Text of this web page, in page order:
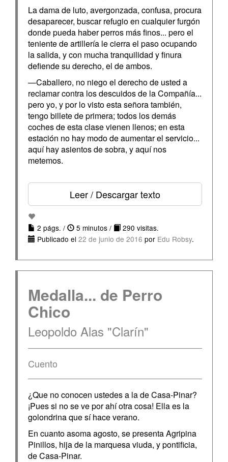
La dama de luto, avergonzada, confusa, procura
desaparecer, buscar refugio en cualquier furgón
donde pueda haber perros más finos... pero el
teniente de artillería le cierra el paso ocupando
la salida, y con mucha tranquilidad y finura
defiende su derecho, el de ambos.
—Caballero, no niego el derecho de usted a
reclamar contra los descuidos de la Compañía...
pero yo, y por lo visto esta señora también,
tengo billete de primera; todos los demás
coches de esta clase vienen llenos; en esta
estación no hay modo de aumentar el servicio...
aquí hay asientos de sobra, y aquí nos
metemos.
Leer / Descargar texto
2 págs. / 5 minutos /
290 visitas.
Publicado el 22 de junio de 2016 por Edu Robsy.
Medalla... de Perro
Chico
Leopoldo Alas "Clarín"
Cuento
¿Que no conocen ustedes a la de Casa-Pinar?
¡Pues si no se ve por ahí otra cosa! Ella es la
golondrina que sí hace verano.
En cuanto asoma agosto, se presenta Agripina
Pinillos, hija de la marquesa viuda, y pontificia,
de Casa-Pinar.